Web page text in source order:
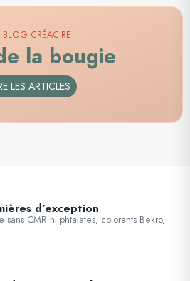
BLOG CRÉACIRE
la bougie
LES ARTICLES
d’exception
sans CMR ni phtalates, colorants Bekro,